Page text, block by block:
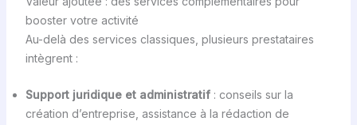
booster votre activité
Au-delà des services classiques, plusieurs prestataires
intègrent :
Support juridique et administratif: conseils sur la
création d’entreprise, assistance à la rédaction de